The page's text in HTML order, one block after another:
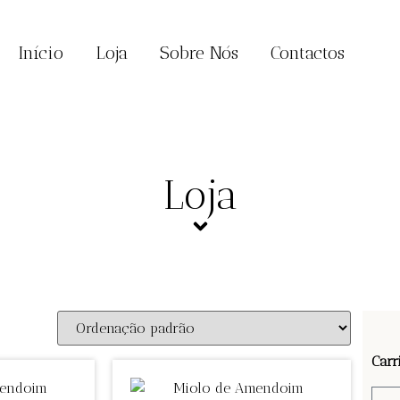
Início Loja Sobre Nós Contactos
Loja